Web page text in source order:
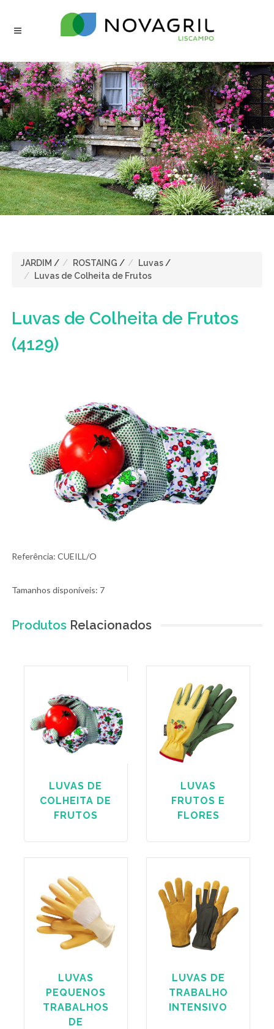
JARDIM / ROSTAING / Luvas /
Luvas de Colheita de Frutos
Luvas de Colheita de Frutos
(4129)
Referência: CUEILL/O
Tamanhos disponíveis: 7
Produtos Relacionados
LUVAS DE
COLHEITA DE
FRUTOS
LUVAS
FRUTOS E
FLORES
LUVAS
PEQUENOS
TRABALHOS
DE
LUVAS DE
TRABALHO
INTENSIVO